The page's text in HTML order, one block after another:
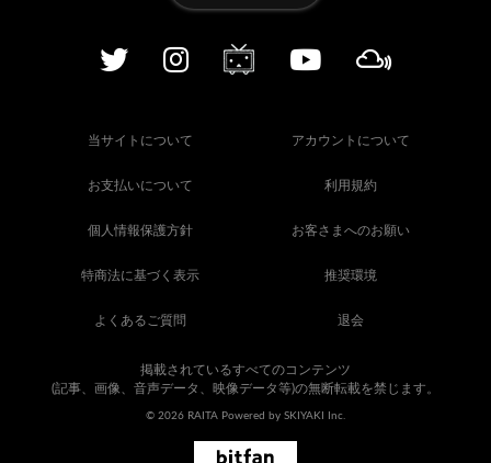
SIGNUP
RADIO ARCHIVES
当サイトについて アカウントについて
お支払いについて 利用規約
個人情報保護方針 お客さまへのお願い
特商法に基づく表示 推奨環境
よくあるご質問 退会
掲載されているすべてのコンテンツ
(記事、画像、音声データ、映像データ等)の無断転載を禁じます。
© 2026 RAITA Powered by SKIYAKI Inc.